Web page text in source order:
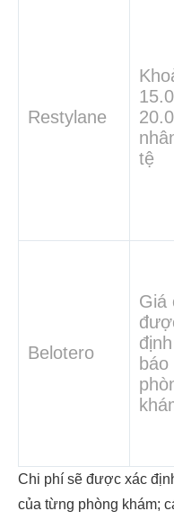
Restylane
tệ
Belotero
Giá
Chi phí sẽ được xác
của từng phòng khám;